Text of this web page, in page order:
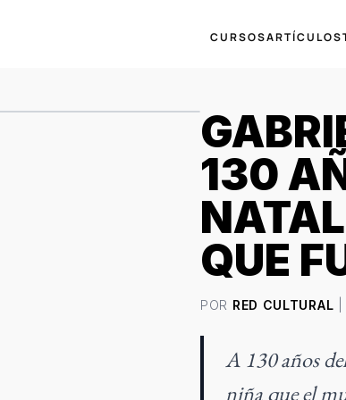
CURSOSARTÍCULOS
130
QUE
POR RED CULTURAL
A 130 años
niña que el